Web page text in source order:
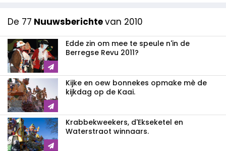
De 77 Nuuwsberichtevan 2010
Edde zin om mee te speule n'in de
Berregse Revu 2011?
Kijke en oew bonnekes opmake mè de
kijkdag op de Kaai.
Krabbekweekers, d'Ekseketel en
Waterstraot winnaars.